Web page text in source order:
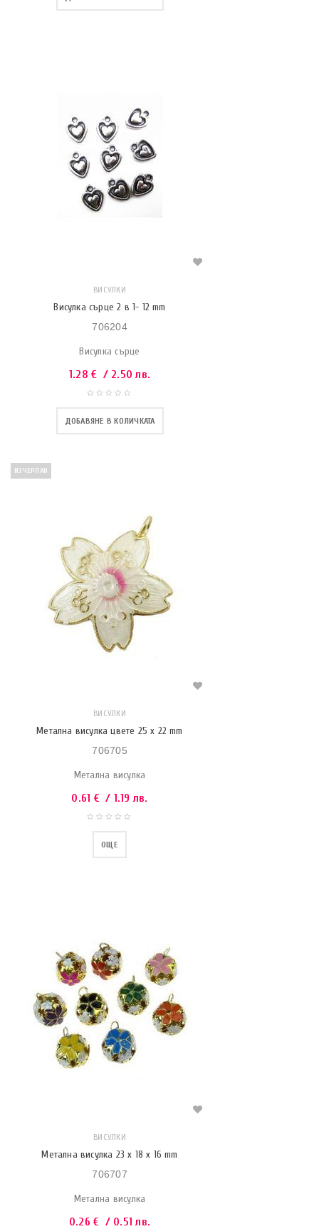
ВИСУЛКИ
Висулка сърце 2 в 1- 12 mm
706204
Висулка сърце
1.28€ / 2.50 лв.
ДОБАВЯНЕ В КОЛИЧКАТА
ИЗЧЕРПАН
ВИСУЛКИ
Метална висулка цвете 25 x 22 mm
706705
Метална висулка
0.61 € / 1.19 лв.
ОЩЕ
ВИСУЛКИ
Метална висулка 23 x 18 х 16 mm
706707
Метална висулка
0.26€ / 0.51 лв.